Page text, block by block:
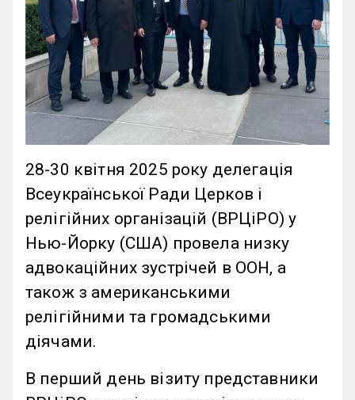
28-30 квітня 2025 року делегація
Всеукраїнської Ради Церков і
релігійних організацій (ВРЦіРО) у
Нью-Йорку (США) провела низку
адвокаційних зустрічей в ООН, а
також з американськими
релігійними та громадськими
діячами.
В перший день візиту представники